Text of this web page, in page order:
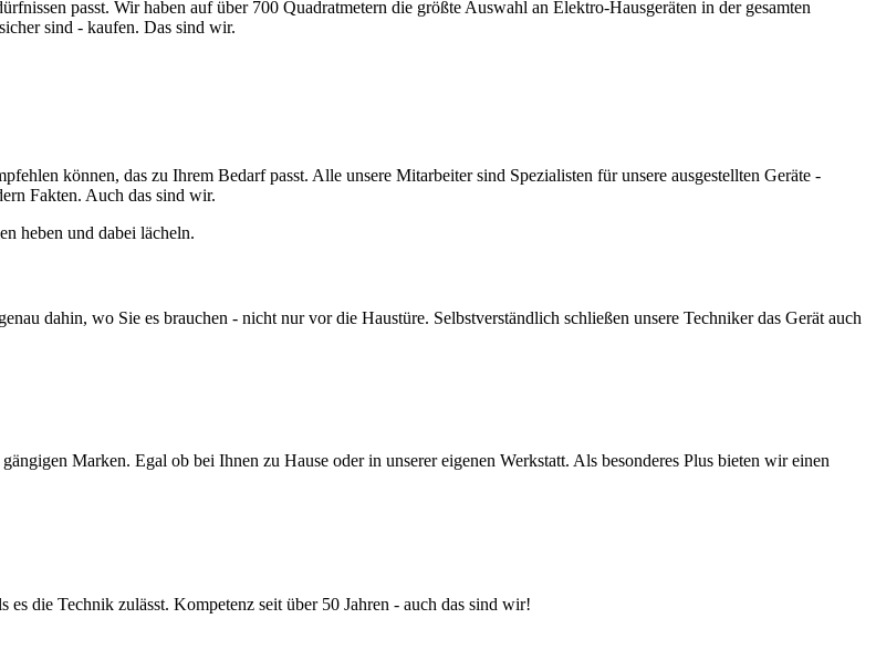
passt. Wir haben auf über 700 Quadratmetern die größte Auswahl an Elektro-Hausgeräten in der gesamten
sind - kaufen. Das sind wir.
können, das zu Ihrem Bedarf passt. Alle unsere Mitarbeiter sind Spezialisten für unsere ausgestellten Geräte -
Fakten. Auch das sind wir.
dahin, wo Sie es brauchen - nicht nur vor die Haustüre. Selbstverständlich schließen unsere Techniker das Gerät auch
Marken. Egal ob bei Ihnen zu Hause oder in unserer eigenen Werkstatt. Als besonderes Plus bieten wir einen
die Technik zulässt. Kompetenz seit über 50 Jahren - auch das sind wir!